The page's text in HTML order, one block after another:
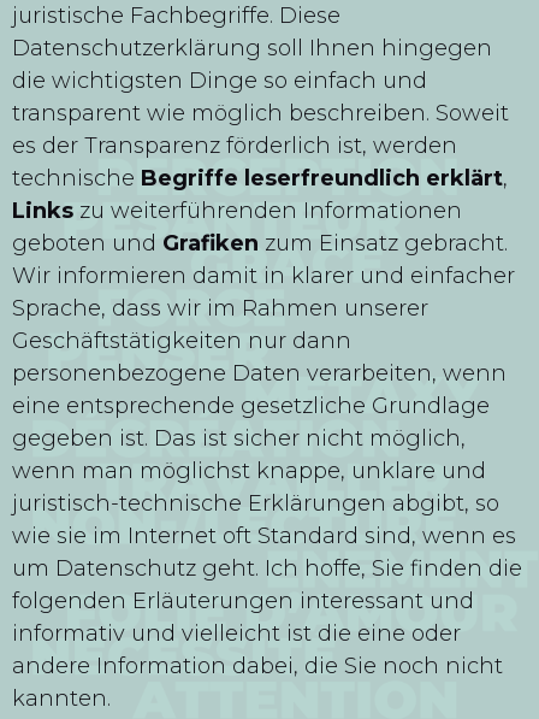
juristische Fachbegriffe. Diese
Datenschutzerklärung soll Ihnen hingegen
die wichtigsten Dinge so einfach und
transparent wie möglich beschreiben. Soweit
es der Transparenz förderlich ist, werden
technische Begriffe leserfreundlich erklärt,
Links zu weiterführenden Informationen
geboten und Grafiken zum Einsatz gebracht.
Wir informieren damit in klarer und einfacher
Sprache, dass wir im Rahmen unserer
Geschäftstätigkeiten nur dann
personenbezogene Daten verarbeiten, wenn
eine entsprechende gesetzliche Grundlage
gegeben ist. Das ist sicher nicht möglich,
wenn man möglichst knappe, unklare und
juristisch-technische Erklärungen abgibt, so
wie sie im Internet oft Standard sind, wenn es
um Datenschutz geht. Ich hoffe, Sie finden die
folgenden Erläuterungen interessant und
informativ und vielleicht ist die eine oder
andere Information dabei, die Sie noch nicht
kannten.